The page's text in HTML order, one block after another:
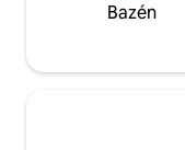
Bazén